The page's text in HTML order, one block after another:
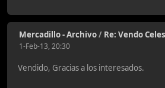
Mercadillo - Archivo/ Re: Vendo
1-Feb-13, 20:30
Vendido, Gracias a los interesados.